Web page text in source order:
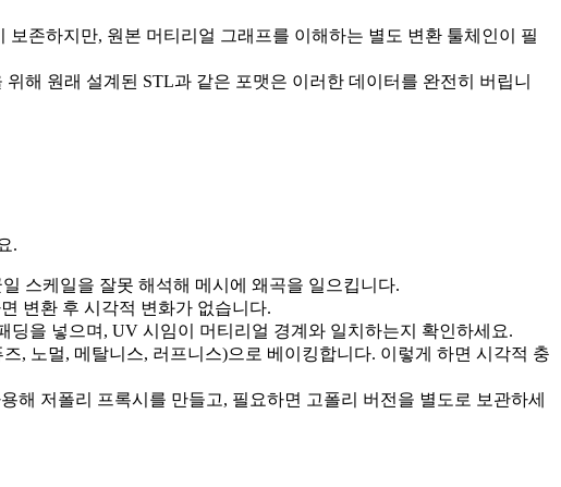
존하지만, 원본 머티리얼 그래프를 이해하는 별도 변환 툴체인이 필
해 원래 설계된 STL과 같은 포맷은 이러한 데이터를 완전히 버립니
.
스케일을 잘못 해석해 메시에 왜곡을 일으킵니다.
변환 후 시각적 변화가 없습니다.
을 넣으며, UV 시임이 머티리얼 경계와 일치하는지 확인하세요.
, 노멀, 메탈니스, 러프니스)으로 베이킹합니다. 이렇게 하면 시각적 충
해 저폴리 프록시를 만들고, 필요하면 고폴리 버전을 별도로 보관하세